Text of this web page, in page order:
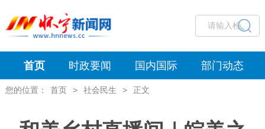
首页 时政要闻 国内国际 部门动态
您的位置： 首页 > 社会民生 > 正文